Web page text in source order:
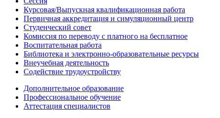
Курсовая/Выпускная квалификационная работа
Первичная аккредитация и симуляционный центр
Студенческий совет
Комиссия по переводу с платного на бесплатное
Воспитательная работа
Библиотека и электронно-образовательные ресурсы
Внеучебная деятельность
Содействие трудоустройству
Дополнительное образование
Профессиональное обучение
Аттестация специалистов